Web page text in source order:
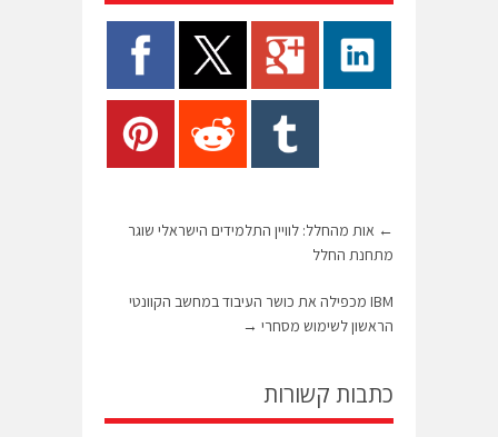
← אות מהחלל: לוויין התלמידים הישראלי שוגר
מתחנת החלל
IBM מכפילה את כושר העיבוד במחשב הקוונטי
הראשון לשימוש מסחרי →
כתבות קשורות